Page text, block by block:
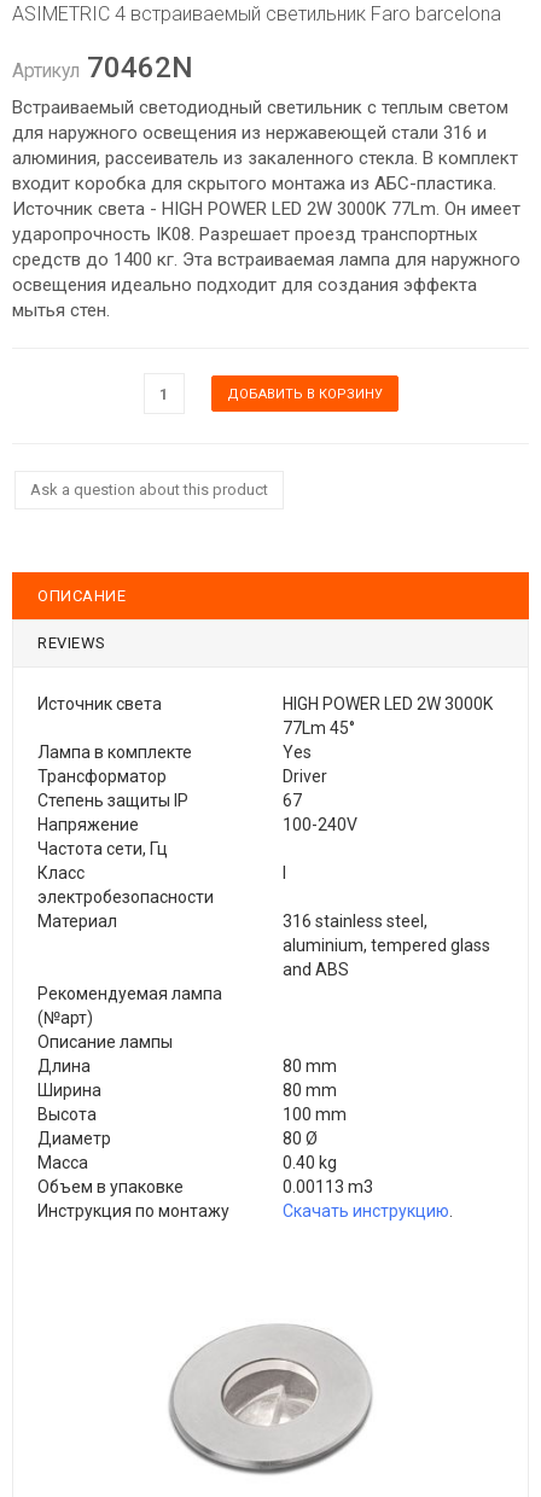
ASIMETRIC 4 встраиваемый светильник Faro barcelona
Артикул 70462N
Встраиваемый светодиодный светильник с теплым светом
для наружного освещения из нержавеющей стали 316 и
алюминия, рассеиватель из закаленного стекла. В комплект
входит коробка для скрытого монтажа из АБС-пластика.
Источник света - HIGH POWER LED 2W 3000K 77Lm. Он имеет
ударопрочность IK08. Разрешает проезд транспортных
средств до 1400 кг. Эта встраиваемая лампа для наружного
освещения идеально подходит для создания эффекта
мытья стен.
Ask a question about this product
ОПИСАНИЕ
REVIEWS
Источник света
HIGH POWER LED 2W 3000K
77Lm 45°
Лампа в комплекте
Yes
Трансформатор
Driver
Степень защиты IP
67
Напряжение
100-240V
Частота сети, Гц
Класс
электробезопасности
Материал
316 stainless steel,
aluminium, tempered glass
and ABS
Рекомендуемая лампа
(№арт)
Описание лампы
Длина
80 mm
Ширина
80 mm
Высота
100 mm
Диаметр
80 Ø
Масса
0.40 kg
Объем в упаковке
0.00113 m3
Инструкция по монтажу
Скачать инструкцию